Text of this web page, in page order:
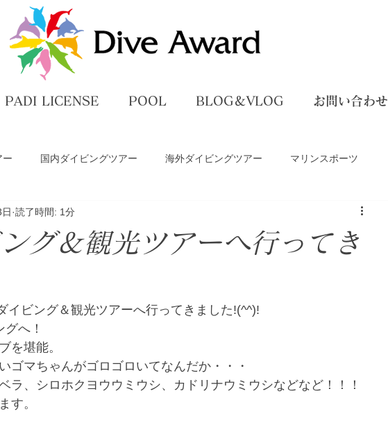
PADI LICENSE POOL BLOG＆VLOG お問い合わせ
ー 国内ダイビングツアー 海外ダイビングツアー マリンスポーツ
ダイビングライセンス講習
グ＆観光ツアーへ行ってき
読了時間: 1分
イビング＆観光ツアーへ行ってきました!(^^)!
へ！
を堪能。
ゴマちゃんがゴロゴロいてなんだか・・・
ラ、シロホクヨウウミウシ、カドリナウミウシなどなど！！！
す。